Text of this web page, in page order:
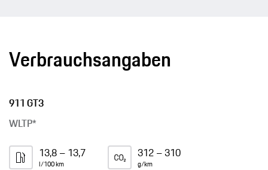
Verbrauchsangaben
911 GT3
WLTP*
13,8 – 13,7
l/100 km
312 – 310
g/km